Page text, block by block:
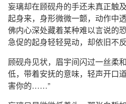
妄璃却在顾砚舟的手还未真正触
起身来，身形微微一颤，动作中
佛内心深处藏着某种难以言说的
急促的起身轻轻晃动，却依旧不
顾砚舟见状，眉宇间闪过一丝柔
低，带着安抚的意味，轻声开口
害你的……”